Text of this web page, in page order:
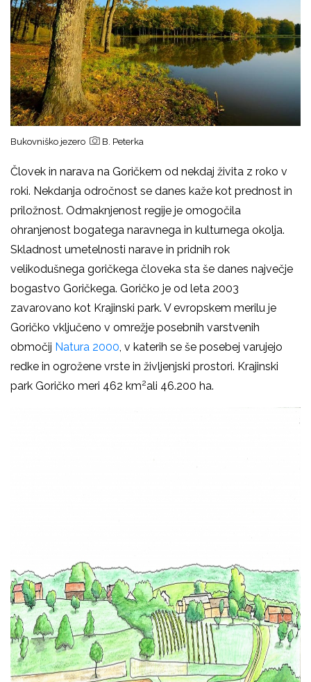
Bukovniško jezero B. Peterka
Človek in narava na Goričkem od nekdaj živita z roko v
roki. Nekdanja odročnost se danes kaže kot prednost in
priložnost. Odmaknjenost regije je omogočila
ohranjenost bogatega naravnega in kulturnega okolja.
Skladnost umetelnosti narave in pridnih rok
velikodušnega goričkega človeka sta še danes največje
bogastvo Goričkega. Goričko je od leta 2003
zavarovano kot Krajinski park. V evropskem merilu je
Goričko vključeno v omrežje posebnih varstvenih
območij Natura 2000, v katerih se še posebej varujejo
redke in ogrožene vrste in življenjski prostori. Krajinski
park Goričko meri 462 km2ali 46.200 ha.